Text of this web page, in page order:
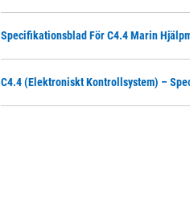
Specifikationsblad För C4.4 Marin
C4.4 (elektroniskt Kontrollsystem) –